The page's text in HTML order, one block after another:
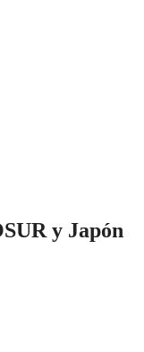
y Japón